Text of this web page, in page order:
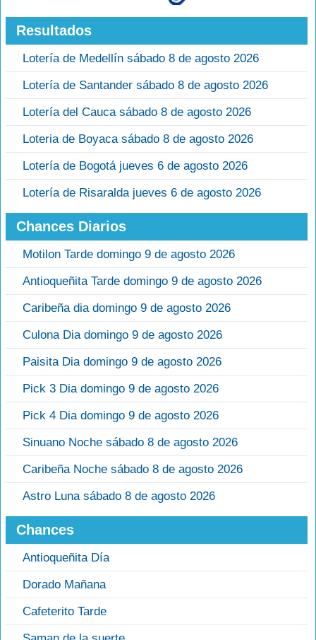
Resultados
Lotería de Medellín sábado 8 de agosto 2026
Lotería de Santander sábado 8 de agosto 2026
Lotería del Cauca sábado 8 de agosto 2026
Loteria de Boyaca sábado 8 de agosto 2026
Lotería de Bogotá jueves 6 de agosto 2026
Lotería de Risaralda jueves 6 de agosto 2026
Chances Diarios
Motilon Tarde domingo 9 de agosto 2026
Antioqueñita Tarde domingo 9 de agosto 2026
Caribeña dia domingo 9 de agosto 2026
Culona Dia domingo 9 de agosto 2026
Paisita Dia domingo 9 de agosto 2026
Pick 3 Dia domingo 9 de agosto 2026
Pick 4 Dia domingo 9 de agosto 2026
Sinuano Noche sábado 8 de agosto 2026
Caribeña Noche sábado 8 de agosto 2026
Astro Luna sábado 8 de agosto 2026
Chances
Antioqueñita Día
Dorado Mañana
Cafeterito Tarde